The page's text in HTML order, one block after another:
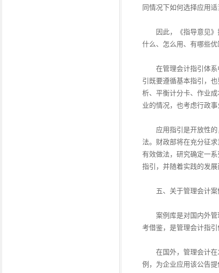
同情况下如何选择应用
因此，《指导意见》
什么、怎么用、有哪些
在管理会计指引体系
引既要遵循基本指引，
析、平衡计分卡、作业
业的情况，也考虑行政
应用指引是开放性的
法。财政部将在充分征
有效做法，研究确定一
指引，并随着实践的发
五、关于管理会计案
案例库是对国内外管
考借鉴，是管理会计指
在国外，管理会计在
例，为企业应用该公告